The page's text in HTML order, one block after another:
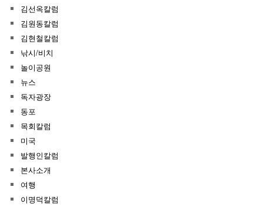
김선옥칼럼
김원동칼럼
김현철칼럼
낚시/비치
놀이공원
뉴스
독자광장
동포
목회칼럼
미국
발행인칼럼
본사소개
여행
이명덕칼럼